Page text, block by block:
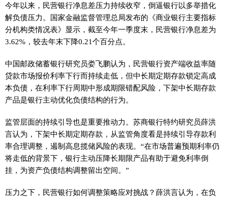
今年以来，民营银行净息差压力持续收窄，倒逼银行以多举措化
解负债压力。国家金融监督管理总局发布的《商业银行主要指标
分机构类情况表》显示，截至今年一季度末，民营银行净息差为
3.62%，较去年末下降0.21个百分点。
中国邮政储蓄银行研究员娄飞鹏认为，民营银行资产端收益率随
贷款市场报价利率下行而持续走低，但中长期定期存款锁定高成
本负债，在利率下行周期中形成期限错配风险，下架中长期存款
产品是银行主动优化负债结构的行为。
监管层面的持续引导也是重要推动力。苏商银行特约研究员薛洪
言认为，下架中长期定期存款，从监管角度看是持续引导存款利
率合理调整，遏制高息揽储风险的表现。“在市场普遍预期利率仍
将走低的背景下，银行主动压降长期限产品有助于避免利率倒
挂，为资产负债结构调整留出空间。”
压力之下，民营银行如何调整策略应对挑战？薛洪言认为，在负